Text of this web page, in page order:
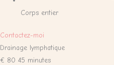
Corps entier
Contactez-moi
Drainage lymphatique
€ 80 45 minutes